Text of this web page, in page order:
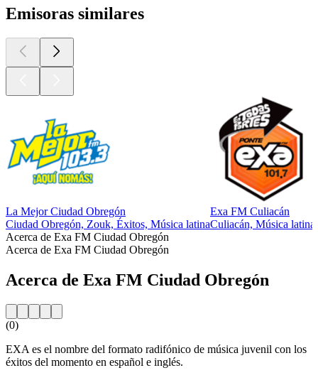
Emisoras similares
La Mejor Ciudad Obregón
Ciudad Obregón, Zouk, Éxitos, Música latina
Exa FM Culiacán
Culiacán, Música
Acerca de Exa FM Ciudad Obregón
Acerca de Exa FM Ciudad Obregón
Acerca de Exa FM Ciudad Obregón
(0)
EXA es el nombre del formato radifónico de música juvenil con los
éxitos del momento en español e inglés.